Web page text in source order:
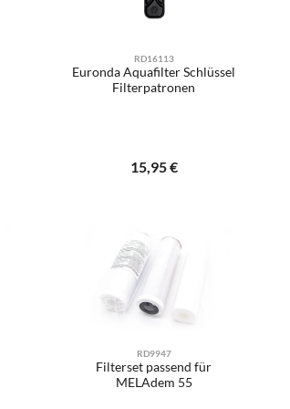
RD16113
Euronda Aquafilter Schlüssel
Filterpatronen
Regulärer Preis:
15,95 €
RD9947
Filterset passend für
MELAdem 55